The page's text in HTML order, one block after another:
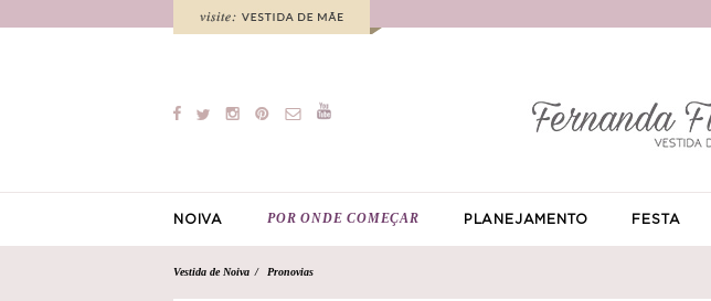
NOIVA POR ONDE COMEÇAR PLANEJAMENTO FESTA
Vestida de Noiva Pronovias